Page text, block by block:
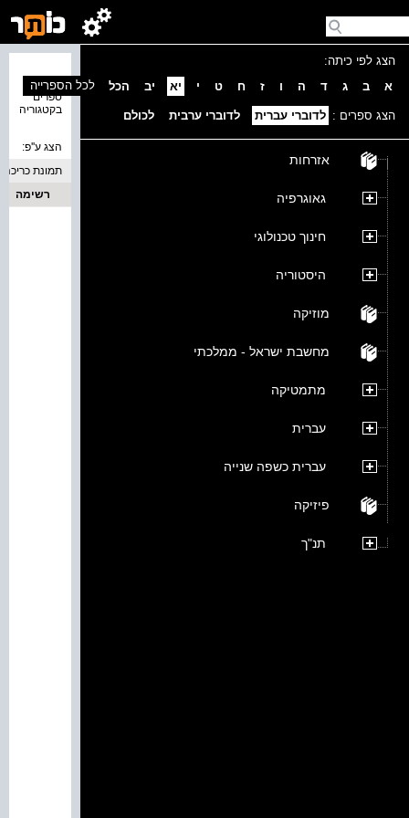
הצג לפי כיתה:
א
ב ג ד ה ו ז ח ט י יא יב הכל
הצג ספרים : לדוברי עברית לדוברי ערבית לכולם
אזרחות
גאוגרפיה
חינוך טכנולוגי
היסטוריה
מוזיקה
מחשבת ישראל - ממלכתי
מתמטיקה
עברית
עברית כשפה שנייה
פיזיקה
תנ"ך
ספרים
בקטגוריה
לכל הספרייה
הצג ע''פ:
תמונת כריכה
רשימה